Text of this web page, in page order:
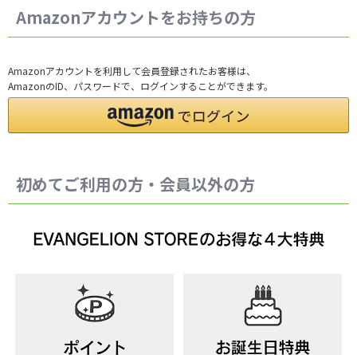
Amazonアカウントをお持ちの方
Amazonアカウントを利用して会員登録されたお客様は、
AmazonのID、パスワードで、ログインすることができます。
初めてご利用の方・会員以外の方